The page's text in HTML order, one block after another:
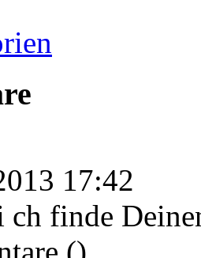
17:42
finde